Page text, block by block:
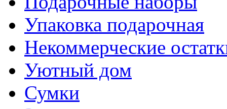
Упаковка подарочная
Некоммерческие
Уютный дом
Сумки